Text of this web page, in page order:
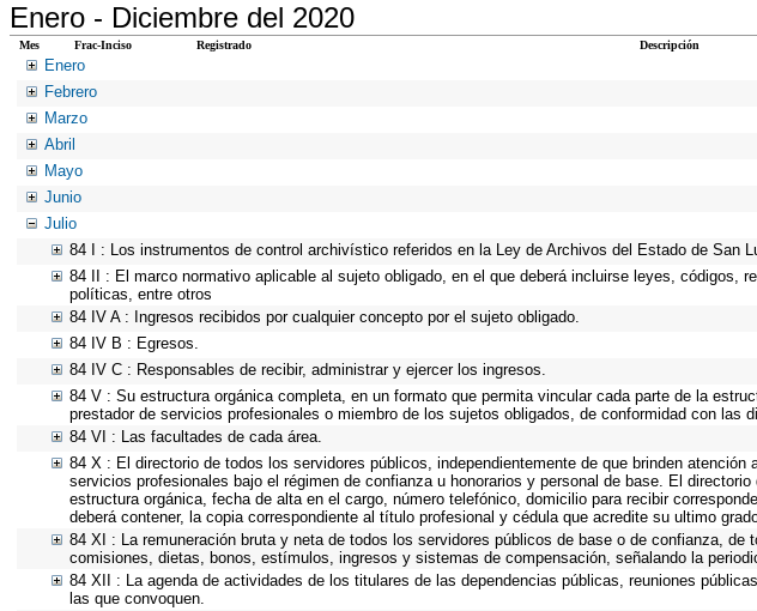
Enero - Diciembre del 2020
Mes Frac-Inciso Registrado Descripción
Enero
Febrero
Marzo
Abril
Mayo
Junio
Julio
84 I : Los instrumentos de control archivístico referidos en la Ley de Archivos del Estado de San
84 II : El marco normativo aplicable al sujeto obligado, en el que deberá incluirse leyes, códigos,
políticas, entre otros
84 IV A : Ingresos recibidos por cualquier concepto por el sujeto obligado.
84 IV B : Egresos.
84 IV C : Responsables de recibir, administrar y ejercer los ingresos.
84 V : Su estructura orgánica completa, en un formato que permita vincular cada parte de la
prestador de servicios profesionales o miembro de los sujetos obligados, de conformidad con las
84 VI : Las facultades de cada área.
84 X : El directorio de todos los servidores públicos, independientemente de que brinden
servicios profesionales bajo el régimen de confianza u honorarios y personal de base. El
estructura orgánica, fecha de alta en el cargo, número telefónico, domicilio para recibir
deberá contener, la copia correspondiente al título profesional y cédula que acredite su ultimo
84 XI : La remuneración bruta y neta de todos los servidores públicos de base o de confianza,
comisiones, dietas, bonos, estímulos, ingresos y sistemas de compensación, señalando la
84 XII : La agenda de actividades de los titulares de las dependencias públicas, reuniones
las que convoquen.